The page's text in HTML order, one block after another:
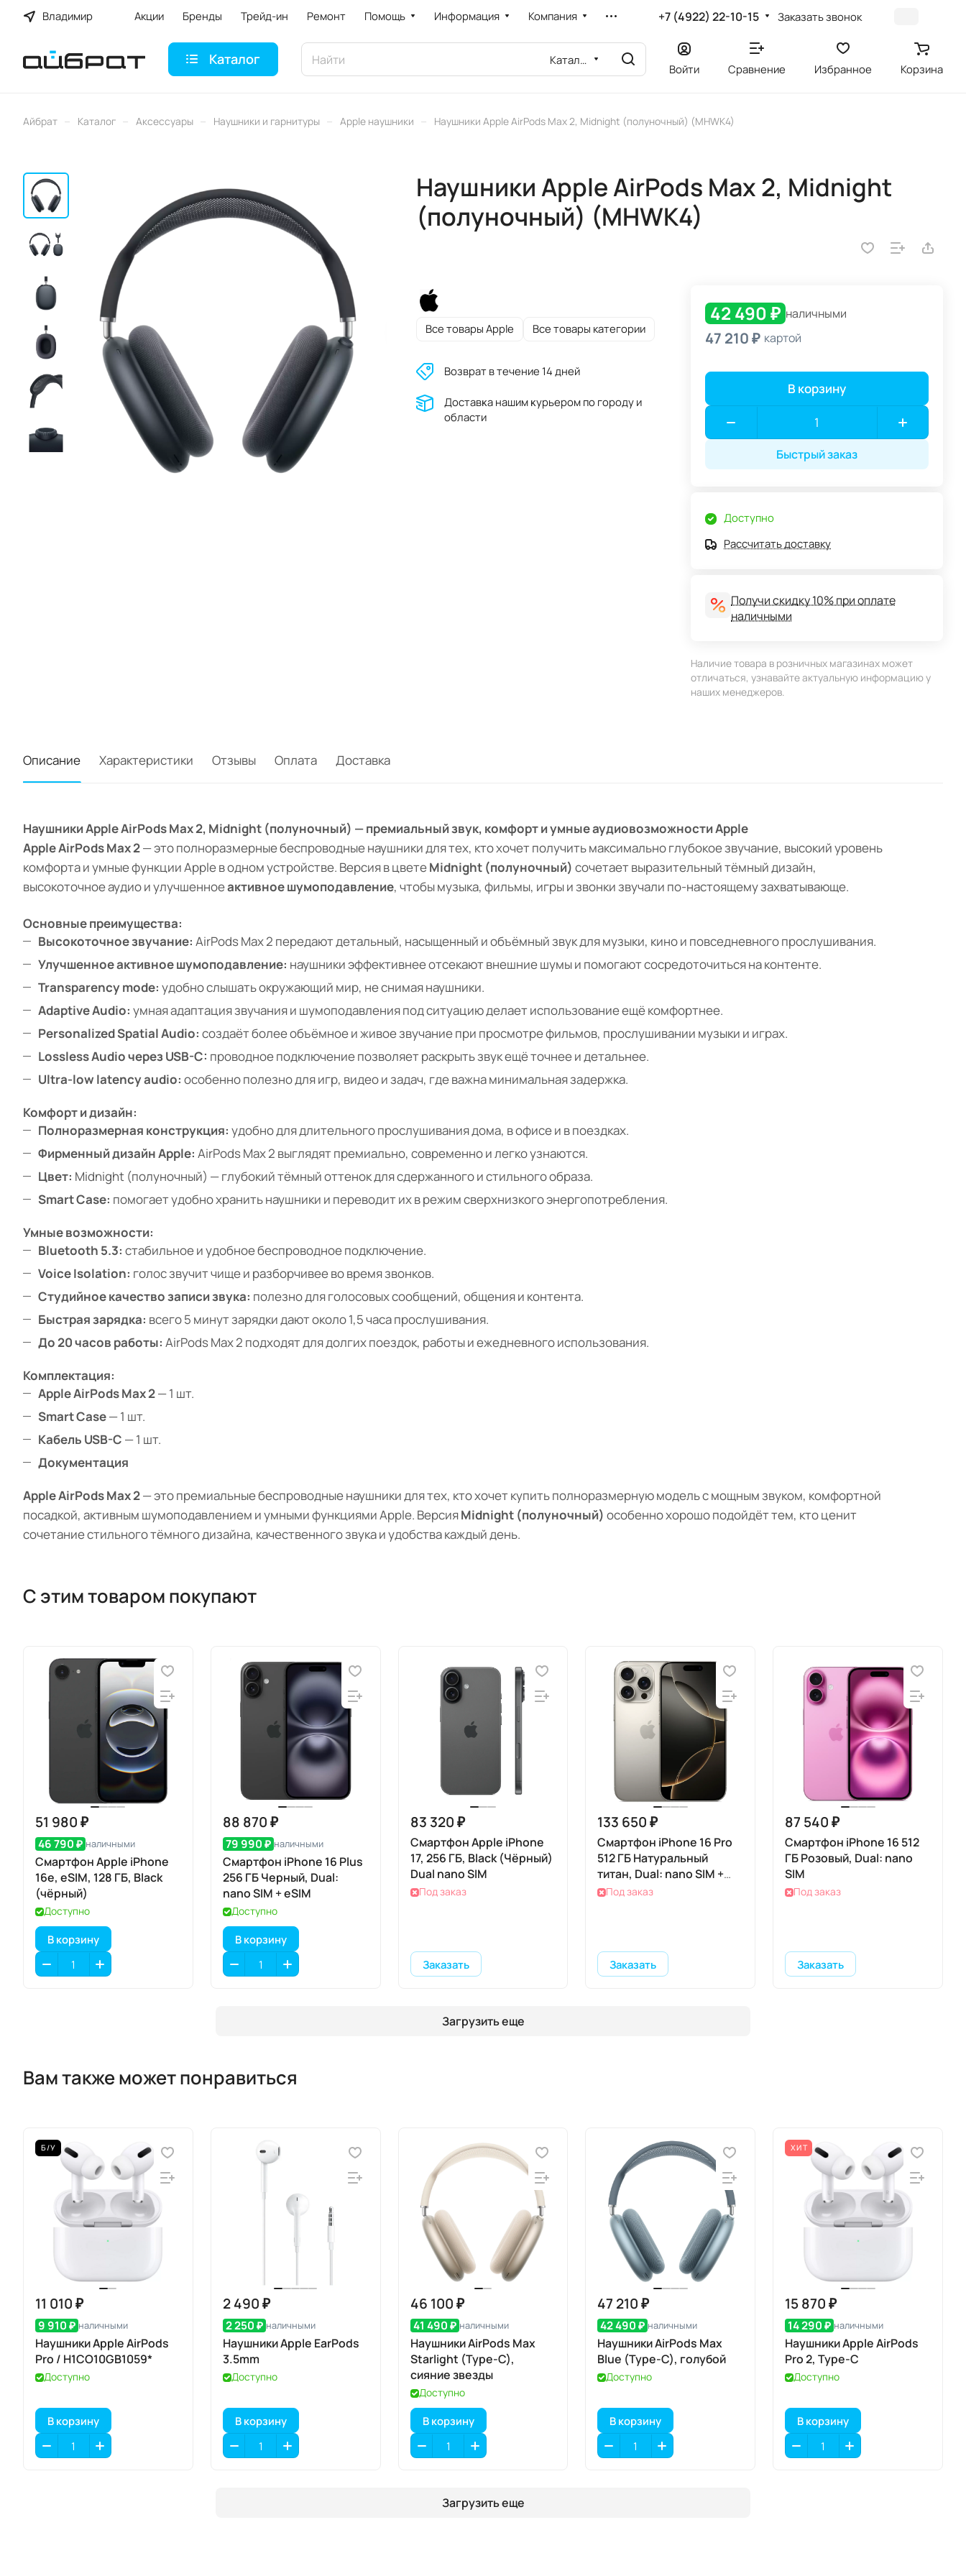
Владимир Акции Бренды Трейд-ин Ремонт Помощь Информация Компания +7 (4922) 22-10-15 Заказать звонок
Каталог Каталог
Войти Сравнение Избранное Корзина
Айбрат – Каталог – Аксессуары – Наушники и гарнитуры – Apple наушники – Наушники Apple AirPods Max 2, Midnight (полуночный) (MHWK4)
Наушники Apple AirPods Max 2, Midnight
(полуночный) (MHWK4)
Все товары Apple Все товары категории
Возврат в течение 14 дней
Доставĸа нашим ĸурьером по городу и
области
42 490 ₽ наличными
47 210 ₽ картой
В корзину
Быстрый заказ
Доступно
Рассчитать доставку
Получи скидку 10% при оплате
наличными
Наличие товара в розничных магазинах может
отличаться, узнавайте актуальную информацию у
наших менеджеров.
Описание Характеристики Отзывы Оплата Доставка
Наушники Apple AirPods Max 2, Midnight (полуночный) — премиальный звук, комфорт и умные аудиовозможности Apple
Apple AirPods Max 2— это полноразмерные беспроводные наушники для тех, кто хочет получить максимально глубокое звучание, высокий уровень
комфорта и умные функции Apple в одном устройстве. Версия в цветеMidnight (полуночный) сочетает выразительный тёмный дизайн,
высокоточное аудио и улучшенноеактивное шумоподавление, чтобы музыка, фильмы, игры и звонки звучали по-настоящему захватывающе.
Основные преимущества:
Высокоточное звучание: AirPods Max 2 передают детальный, насыщенный и объёмный звук для музыки, кино и повседневного прослушивания.
Улучшенное активное шумоподавление: наушники эффективнее отсекают внешние шумы и помогают сосредоточиться на контенте.
Transparency mode: удобно слышать окружающий мир, не снимая наушники.
Adaptive Audio: умная адаптация звучания и шумоподавления под ситуацию делает использование ещё комфортнее.
Personalized Spatial Audio: создаёт более объёмное и живое звучание при просмотре фильмов, прослушивании музыки и играх.
Lossless Audio через USB-C: проводное подключение позволяет раскрыть звук ещё точнее и детальнее.
Ultra-low latency audio: особенно полезно для игр, видео и задач, где важна минимальная задержка.
Комфорт и дизайн:
Полноразмерная конструкция: удобно для длительного прослушивания дома, в офисе и в поездках.
Фирменный дизайн Apple: AirPods Max 2 выглядят премиально, современно и легко узнаются.
Цвет: Midnight (полуночный) — глубокий тёмный оттенок для сдержанного и стильного образа.
Smart Case: помогает удобно хранить наушники и переводит их в режим сверхнизкого энергопотребления.
Умные возможности:
Bluetooth 5.3: стабильное и удобное беспроводное подключение.
Voice Isolation: голос звучит чище и разборчивее во время звонков.
Студийное качество записи звука: полезно для голосовых сообщений, общения и контента.
Быстрая зарядка: всего 5 минут зарядки дают около 1,5 часа прослушивания.
До 20 часов работы: AirPods Max 2 подходят для долгих поездок, работы и ежедневного использования.
Комплектация:
Apple AirPods Max 2— 1 шт.
Smart Case— 1 шт.
Кабель USB-C — 1 шт.
Документация
Apple AirPods Max 2— это премиальные беспроводные наушники для тех, кто хочет купить полноразмерную модель с мощным звуком, комфортной
посадкой, активным шумоподавлением и умными функциями Apple. ВерсияMidnight (полуночный) особенно хорошо подойдёт тем, кто ценит
сочетание стильного тёмного дизайна, качественного звука и удобства каждый день.
С этим товаром покупают
51 980 ₽
46 790 ₽ наличными
Смартфон Apple iPhone
16e, eSIM, 128 ГБ, Black
(чёрный)
Доступно
В корзину
88 870 ₽
79 990 ₽ наличными
Смартфон iPhone 16 Plus
256 ГБ Черный, Dual:
nano SIM + eSIM
Доступно
В корзину
83 320 ₽
Смартфон Apple iPhone
17, 256 ГБ, Black (Чёрный)
Dual nano SIM
Под заказ
Заказать
133 650 ₽
Смартфон iPhone 16 Pro
512 ГБ Натуральный
титан, Dual: nano SIM +
eSIM
Под заказ
Заказать
87 540 ₽
Смартфон iPhone 16 512
ГБ Розовый, Dual: nano
SIM
Под заказ
Заказать
Загрузить еще
Вам также может понравиться
Б/У
11 010 ₽
9 910 ₽ наличными
Наушники Apple AirPods
Pro / H1СО10GB1059*
Доступно
В корзину
2 490 ₽
2 250 ₽ наличными
Наушники Apple EarPods
3.5mm
Доступно
В корзину
46 100 ₽
41 490 ₽ наличными
Наушники AirPods Max
Starlight (Type-C),
сияние звезды
Доступно
В корзину
47 210 ₽
42 490 ₽ наличными
Наушники AirPods Max
Blue (Type-C), голубой
Доступно
В корзину
ХИТ
15 870 ₽
14 290 ₽ наличными
Наушники Apple AirPods
Pro 2, Type-С
Доступно
В корзину
Загрузить еще